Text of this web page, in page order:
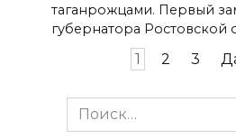
таганрожцами. Первый
губернатора Ростовской
1 2 3
Search
for: